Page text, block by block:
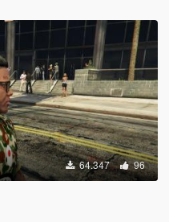
64.347 96